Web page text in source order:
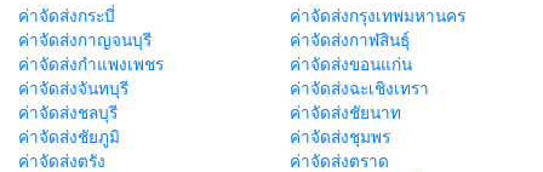
ค่าจัดส่งกระบี่
ค่าจัดส่งกรุงเทพมหานคร
ค่าจัดส่งกาญจนบุรี
ค่าจัดส่งกาฬสินธุ์
ค่าจัดส่งกำแพงเพชร
ค่าจัดส่งขอนแก่น
ค่าจัดส่งจันทบุรี
ค่าจัดส่งฉะเชิงเทรา
ค่าจัดส่งชลบุรี
ค่าจัดส่งชัยนาท
ค่าจัดส่งชัยภูมิ
ค่าจัดส่งชุมพร
ค่าจัดส่งตรัง
ค่าจัดส่งตราด